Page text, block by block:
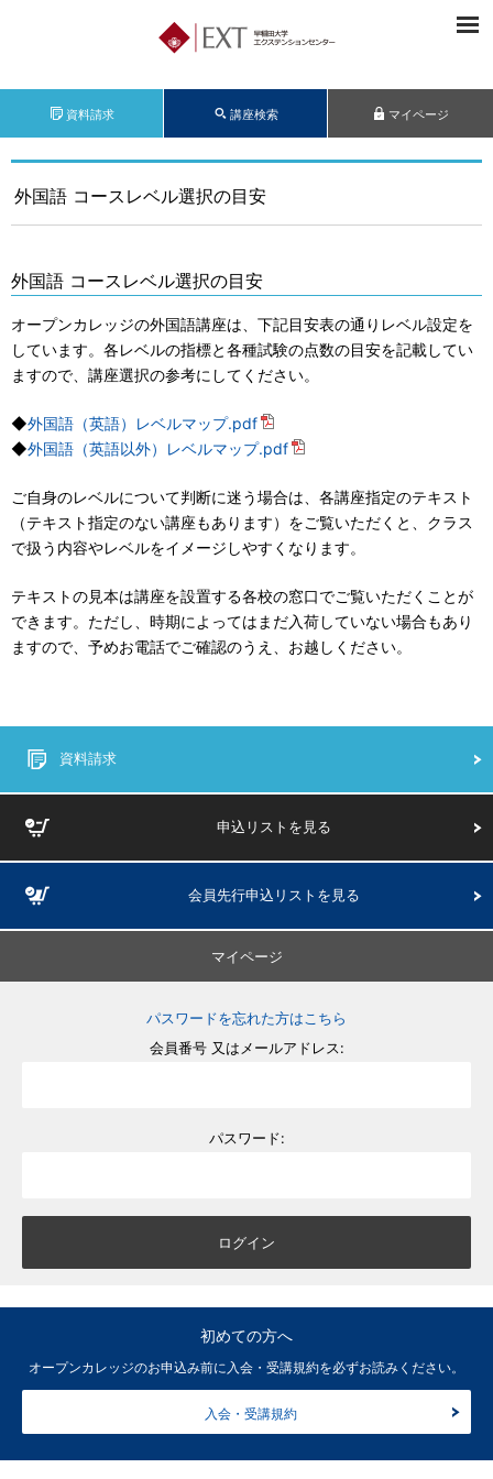
資料請求 講座検索 マイページ
外国語 コースレベル選択の目安
外国語 コースレベル選択の目安
オープンカレッジの外国語講座は、下記目安表の通りレベル設定を
しています。各レベルの指標と各種試験の点数の目安を記載してい
ますので、講座選択の参考にしてください。
◆外国語（英語）レベルマップ.pdf
◆外国語（英語以外）レベルマップ.pdf
ご自身のレベルについて判断に迷う場合は、各講座指定のテキスト
（テキスト指定のない講座もあります）をご覧いただくと、クラス
で扱う内容やレベルをイメージしやすくなります。
テキストの見本は講座を設置する各校の窓口でご覧いただくことが
できます。ただし、時期によってはまだ入荷していない場合もあり
ますので、予めお電話でご確認のうえ、お越しください。
資料請求
申込リストを見る
会員先行申込リストを見る
マイページ
パスワードを忘れた方はこちら
会員番号 又はメールアドレス:
パスワード:
初めての方へ
オープンカレッジのお申込み前に入会・受講規約を必ずお読みください。
入会・受講規約